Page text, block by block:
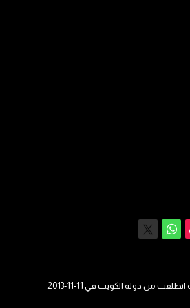
‫TikTokواتساب
من دولة الكويت في 11-11-2013